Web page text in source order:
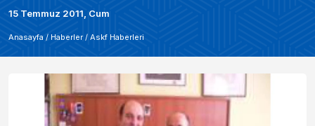
15 Temmuz 2011, Cum
Anasayfa / Haberler / Askf Haberleri